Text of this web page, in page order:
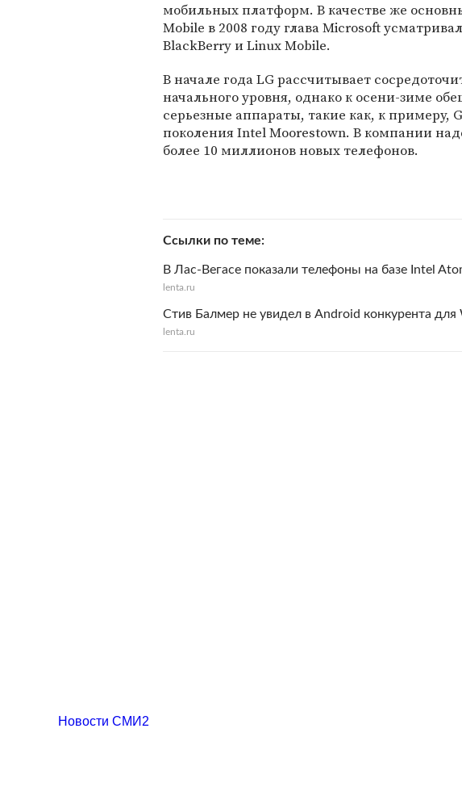
мобильных платформ. В качестве же
Mobile в 2008 году глава Microsoft
BlackBerry и Linux Mobile.
В начале года LG рассчитывает
начального уровня, однако к осени-зиме
серьезные аппараты, такие как, к примеру,
поколения Intel Moorestown. В компании
более 10 миллионов новых телефонов.
Ссылки по теме
В Лас-Вегасе показали телефоны на базе Intel
lenta.ru
Стив Балмер не увидел в Android конкурента
lenta.ru
Новости СМИ2